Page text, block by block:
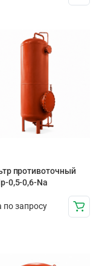
противоточный
0,5-0,6-Na
по запросу